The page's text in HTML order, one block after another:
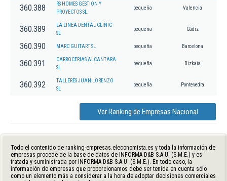
360.388
RS HOMES GESTION Y
PROYECTOS SL.
pequeña Valencia
360.389
LA LINEA DENTAL CLINIC
SL
pequeña Cádiz
360.390 MARC GUITART SL pequeña Barcelona
360.391
CARROCERIAS ALCANTARA
SL
pequeña Bizkaia
360.392
TALLERES JUAN LORENZO
SL
pequeña Pontevedra
Ver Ranking de Empresas Nacional
Todo el contenido de ranking-empresas.eleconomista.es y toda la información de
empresas procede de la base de datos de INFORMA D&B S.A.U. (S.M.E.) y es
tratada y suministrada por INFORMA D&B S.A.U. (S.M.E.). En todo caso, la
información de empresas que proporcionamos debe ser tenida en cuenta sólo
como un elemento más a considerar a la hora de adoptar decisiones comerciales